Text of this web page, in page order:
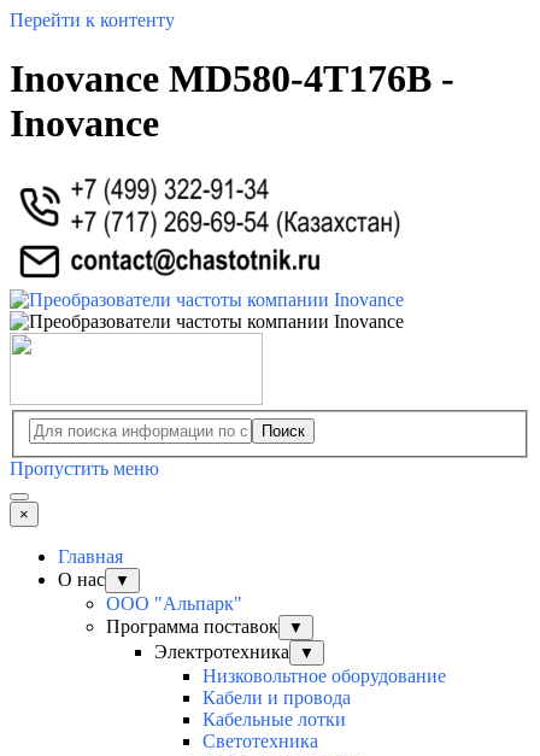
Перейти к контенту
Inovance MD580-4T176B -
Inovance
Поиск
Пропустить меню
×
Главная
О нас
▼
ООО "Альпарк"
Программа поставок
▼
Электротехника ▼
Низковольтное оборудование
Кабели и провода
Кабельные лотки
Светотехника